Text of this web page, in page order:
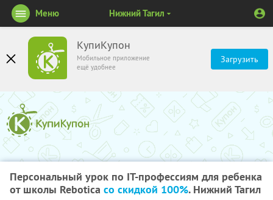
КупиКупон
Мобильное приложение
ещё удобнее
Загрузить
Меню Нижний Тагил
Персональный урок по IT-профессиям для ребенка
от школы Rebotica со скидкой 100%. Нижний Тагил